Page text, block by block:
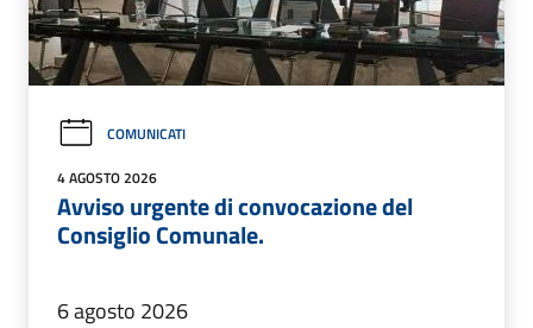
COMUNICATI
4 AGOSTO 2026
Avviso urgente di convocazione del
Consiglio Comunale.
6 agosto 2026